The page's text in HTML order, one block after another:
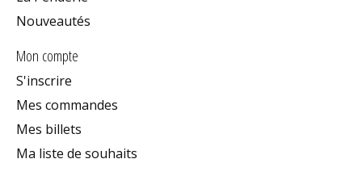
Nouveautés
Mon compte
S'inscrire
Mes commandes
Mes billets
Ma liste de souhaits